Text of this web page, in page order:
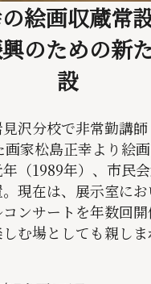
絵画収蔵常設
のための新
設
沢分校で非常勤講
家松島正幸より絵
（1989年）、市民
現在は、展示室に
ンサートを年数回開
む場としても親しま